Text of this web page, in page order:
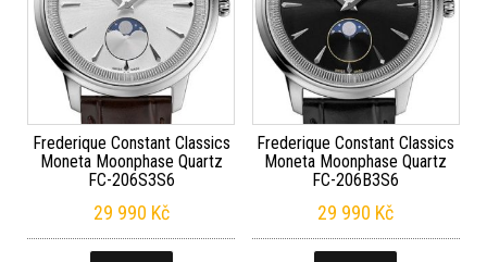
Frederique Constant Classics
Moneta Moonphase Quartz
FC-206S3S6
29 990 Kč
Frederique Constant Classics
Moneta Moonphase Quartz
FC-206B3S6
29 990 Kč